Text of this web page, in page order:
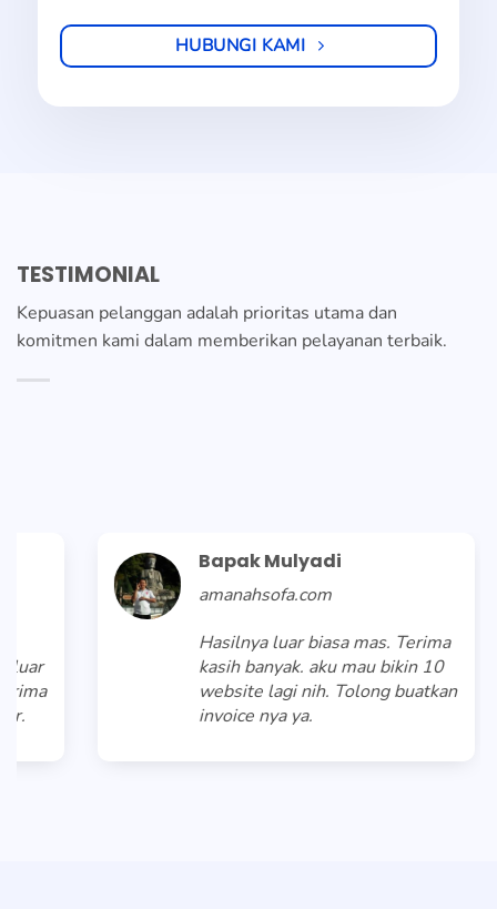
HUBUNGI KAMI
TESTIMONIAL
Kepuasan pelanggan adalah prioritas utama dan
komitmen kami dalam memberikan pelayanan terbaik.
Bapak Mulyadi
amanahsofa.com
Hasilnya luar biasa mas. Terima
kasih banyak. aku mau bikin 10
website lagi nih. Tolong buatkan
invoice nya ya.